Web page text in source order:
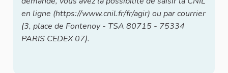
en ligne (https://www.cnil.fr/fr/agir) ou par courrier
(3, place de Fontenoy - TSA 80715 - 75334
PARIS CEDEX 07).